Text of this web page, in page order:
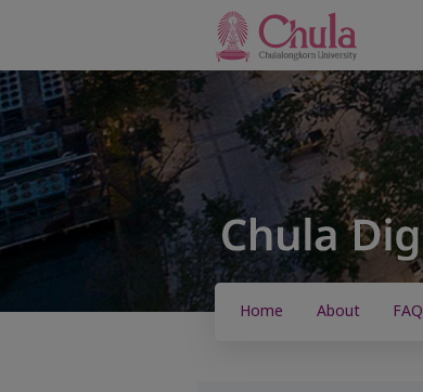
Home About FAQ